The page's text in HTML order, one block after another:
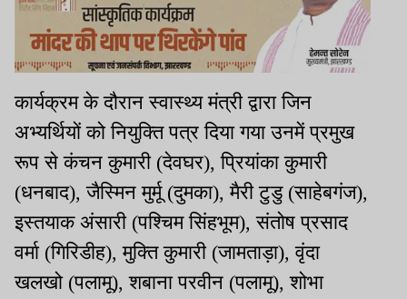
कार्यक्रम के दौरान स्वास्थ्य मंत्री द्वारा जिन
अभ्यर्थियों को नियुक्ति पत्र दिया गया उनमें प्रमुख
रूप से कंचन कुमारी (देवघर), प्रियांका कुमारी
(धनबाद), जैस्मिन मुर्मू (दुमका), मैरी टुडु (साहेबगंज),
इस्तयाक अंसारी (पश्चिम सिंहभूम), संतोष प्रसाद
वर्मा (गिरिडीह), मुक्ति कुमारी (जामताड़ा), वृंदा
खलखो (पलामू), शबाना परवीन (पलामू), शोभा